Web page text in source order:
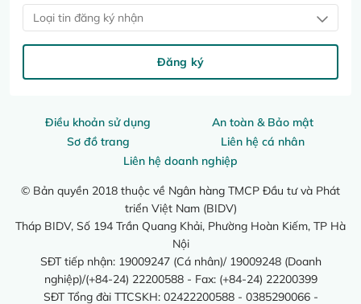
Điều khoản sử dụng
An toàn & Bảo mật
Sơ đồ trang
Liên hệ cá nhân
Liên hệ doanh nghiệp
© Bản quyền 2018 thuộc về Ngân hàng TMCP Đầu tư và Phát
triển Việt Nam (BIDV)
Tháp BIDV, Số 194 Trần Quang Khải, Phường Hoàn Kiếm, TP Hà
Nội
SĐT tiếp nhận: 19009247 (Cá nhân)/ 19009248 (Doanh
nghiệp)/(+84-24) 22200588 - Fax: (+84-24) 22200399
SĐT Tổng đài TTCSKH: 02422200588 - 0385290066 -
Loại tin đăng ký nhận
Đăng ký